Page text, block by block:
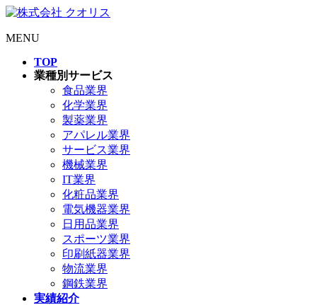
MENU
TOP
業種別サービス
食品業界
化学業界
製薬業界
アパレル業界
サービス業界
機械業界
IT業界
化粧品業界
電気機器業界
日用品業界
スポーツ業界
印刷紙器業界
物流業界
鋼鉄業界
実績紹介